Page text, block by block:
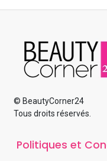
© BeautyCorner24
Tous droits réservés.
Politiques et